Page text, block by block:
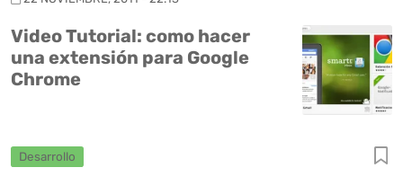
Video Tutorial: como hacer
una extensión para Google
Chrome
Desarrollo